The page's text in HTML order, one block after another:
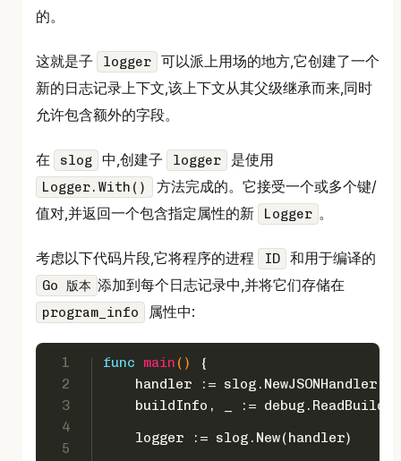
的。
这就是子 logger
可以派上用场的地方,它创建了一个
新的日志记录上下文,该上下文从其父级继承而来,同时
允许包含额外的字段。
在 slog 中,创建子 logger 是使用
Logger.With()
方法完成的。它接受一个或多个键/
值对,并返回一个包含指定属性的新
Logger 。
考虑以下代码片段,它将程序的进程 ID 和用于编译的
Go 版本 添加到每个日志记录中,并将它们存储在
program_info 属性中:
1
2
3
4
5
func main ()
{
handler :=
buildInfo, _ :=
    logger := slog.New(handler)